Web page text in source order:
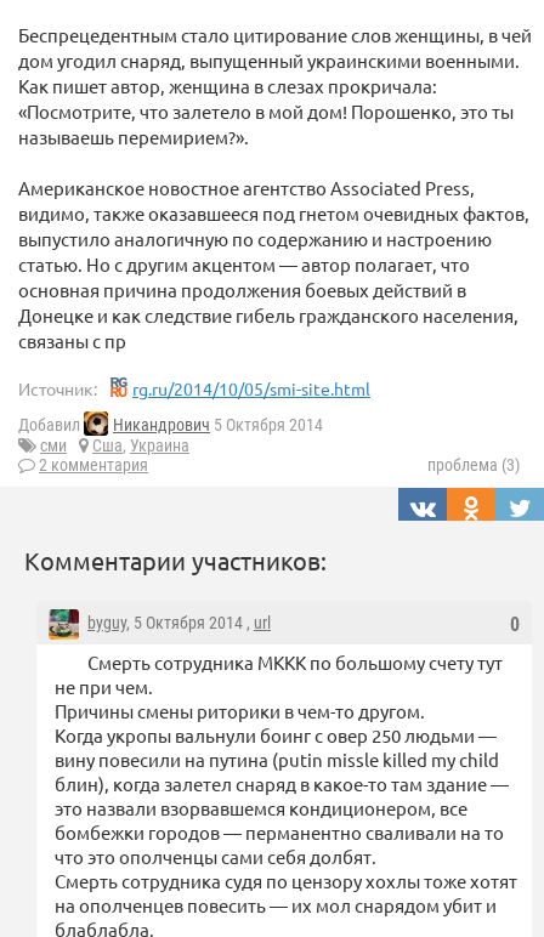
Беспрецедентным стало цитирование слов женщины, в чей
дом угодил снаряд, выпущенный украинскими военными.
Как пишет автор, женщина в слезах прокричала:
«Посмотрите, что залетело в мой дом! Порошенко, это ты
называешь перемирием?».
Американское новостное агентство Associated Press,
видимо, также оказавшееся под гнетом очевидных фактов,
выпустило аналогичную по содержанию и настроению
статью. Но с другим акцентом — автор полагает, что
основная причина продолжения боевых действий в
Донецке и как следствие гибель гражданского населения,
связаны с пр
Источник: rg.ru/2014/10/05/smi-site.html
Добавил Никандрович 5 Октября 2014
сми
Сша, Украина
2 комментария
проблема (3)
Комментарии участников:
0
byguy, 5 Октября 2014 , url
Смерть сотрудника МККК по большому счету тут
не при чем.
Причины смены риторики в чем-то другом.
Когда укропы вальнули боинг с овер 250 людьми —
вину повесили на путина (putin missle killed my child
блин), когда залетел снаряд в какое-то там здание —
это назвали взорвавшемся кондиционером, все
бомбежки городов — перманентно сваливали на то
что это ополченцы сами себя долбят.
Смерть сотрудника судя по цензору хохлы тоже хотят
на ополченцев повесить — их мол снарядом убит и
блаблабла.